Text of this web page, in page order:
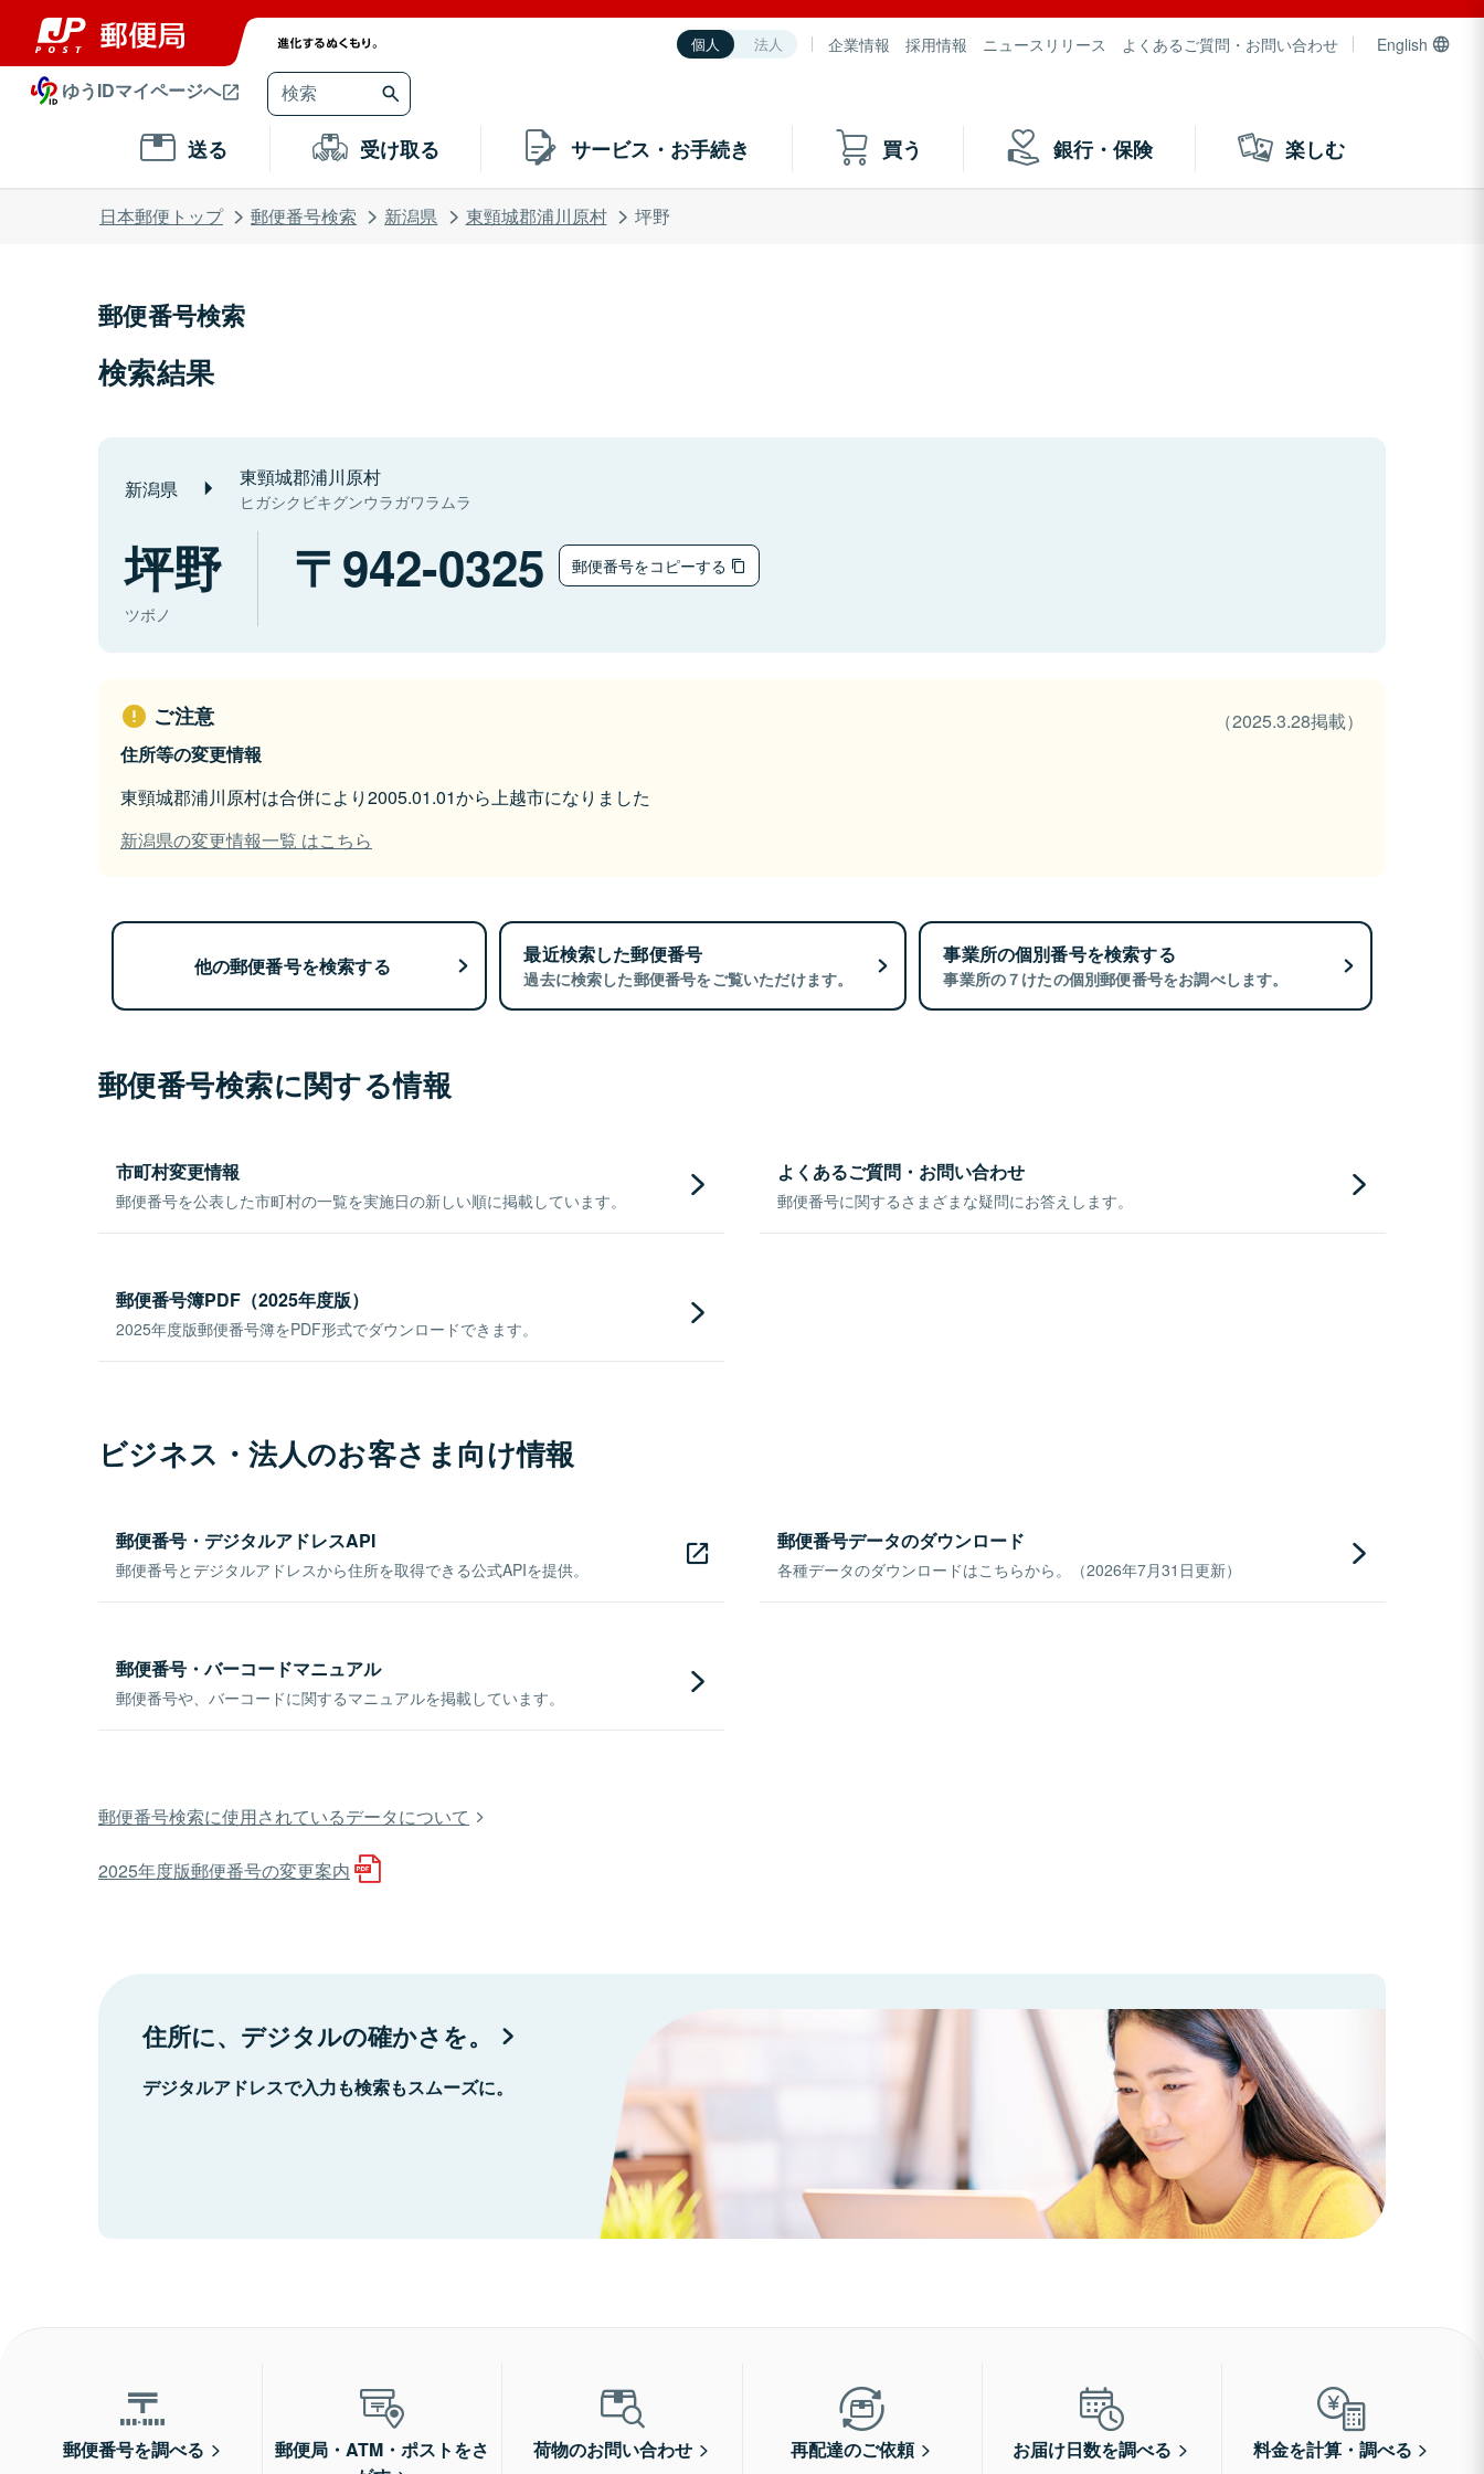
個人 法人 企業情報 採用情報 ニュースリリース よくあるご質問・お問い合わせ English
ゆうIDマイページへ
送る 受け取る サービス・お手続き 買う 銀行・保険 楽しむ
日本郵便トップ 郵便番号検索 新潟県 東頸城郡浦川原村 坪野
郵便番号検索
検索結果
新潟県 東頸城郡浦川原村
ヒガシクビキグンウラガワラムラ
坪野
ツボノ
942-0325 郵便番号をコピーする
ご注意
（2025.3.28掲載）
住所等の変更情報
東頸城郡浦川原村は合併により2005.01.01から上越市になりました
新潟県の変更情報一覧 はこちら
他の郵便番号を検索する 最近検索した郵便番号
過去に検索した郵便番号をご覧いただけます。
事業所の個別番号を検索する
事業所の７けたの個別郵便番号をお調べします。
郵便番号検索に関する情報
市町村変更情報
郵便番号を公表した市町村の一覧を実施日の新しい順に掲載しています。
よくあるご質問・お問い合わせ
郵便番号に関するさまざまな疑問にお答えします。
郵便番号簿PDF（2025年度版）
2025年度版郵便番号簿をPDF形式でダウンロードできます。
ビジネス・法人のお客さま向け情報
郵便番号・デジタルアドレスAPI
郵便番号とデジタルアドレスから住所を取得できる公式APIを提供。
郵便番号データのダウンロード
各種データのダウンロードはこちらから。（2026年7月31日更新）
郵便番号・バーコードマニュアル
郵便番号や、バーコードに関するマニュアルを掲載しています。
郵便番号検索に使用されているデータについて
2025年度版郵便番号の変更案内
住所に、デジタルの確かさを。
デジタルアドレスで入力も検索もスムーズに。
郵便番号を調べる
郵便局・ATM・ポストをさ
荷物のお問い合わせ 再配達のご依頼 お届け日数を調べる 料金を計算・調べる